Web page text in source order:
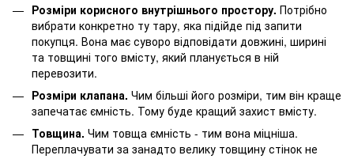
Розміри корисного внутрішнього простору. Потрібно
вибрати конкретно ту тару, яка підійде під запити
покупця. Вона має суворо відповідати довжині, ширині
та товщині того вмісту, який планується в ній
перевозити.
Розміри клапана. Чим більші його розміри, тим він краще
запечатає ємність. Тому буде кращий захист вмісту.
Товщина. Чим товща ємність - тим вона міцніша.
Переплачувати за занадто велику товщину стінок не